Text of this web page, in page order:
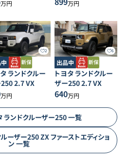
万円 万円
2
ランドクルー
2.7 VX
万円
6
出品中
トヨタランドクルー
ザー2502.7 VX
640万円
ランドクルーザー250一覧
ルーザー250ZX ファーストエディショ
ン 一覧